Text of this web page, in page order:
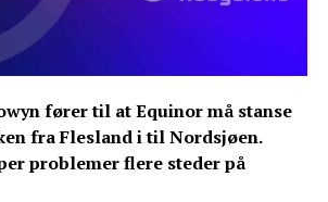
fører til at Equinor må stanse
fra Flesland i til Nordsjøen.
problemer flere steder på